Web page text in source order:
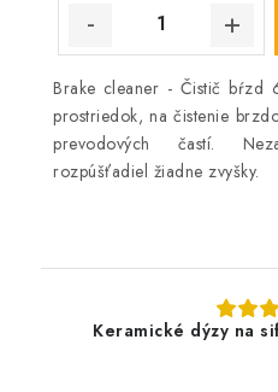
Brake cleaner - Čistič bŕzd
prostriedok, na čistenie
prevodových častí.
rozpúšťadiel žiadne zvyšky.
Keramické dýzy na